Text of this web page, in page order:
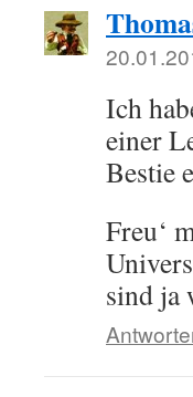
Ich
einer
Bestie
Freu‘
sind ja